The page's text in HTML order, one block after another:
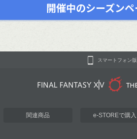
開催中のシーズン
スマートフォン
関連商品 e-STOREで購入